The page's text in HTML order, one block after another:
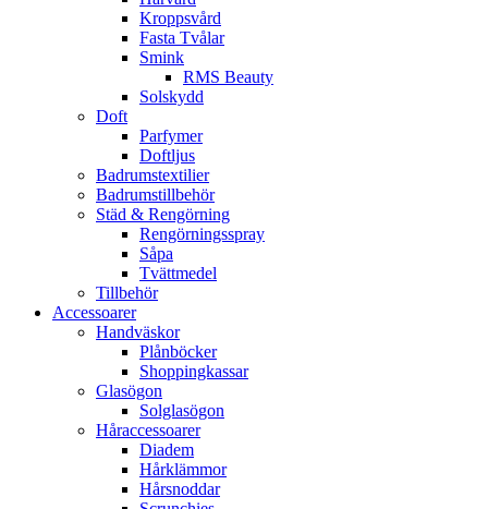
Kroppsvård
Fasta Tvålar
Smink
RMS Beauty
Solskydd
Doft
Parfymer
Doftljus
Badrumstextilier
Badrumstillbehör
Städ & Rengörning
Rengörningsspray
Såpa
Tvättmedel
Tillbehör
Accessoarer
Handväskor
Plånböcker
Shoppingkassar
Glasögon
Solglasögon
Håraccessoarer
Diadem
Hårklämmor
Hårsnoddar